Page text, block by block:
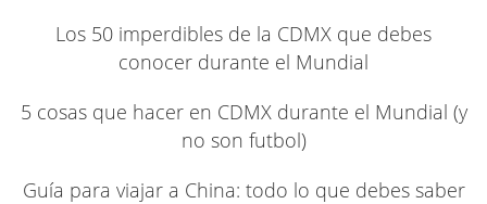
Los 50 imperdibles de la CDMX que debes
conocer durante el Mundial
5 cosas que hacer en CDMX durante el Mundial (y
no son futbol)
Guía para viajar a China: todo lo que debes saber